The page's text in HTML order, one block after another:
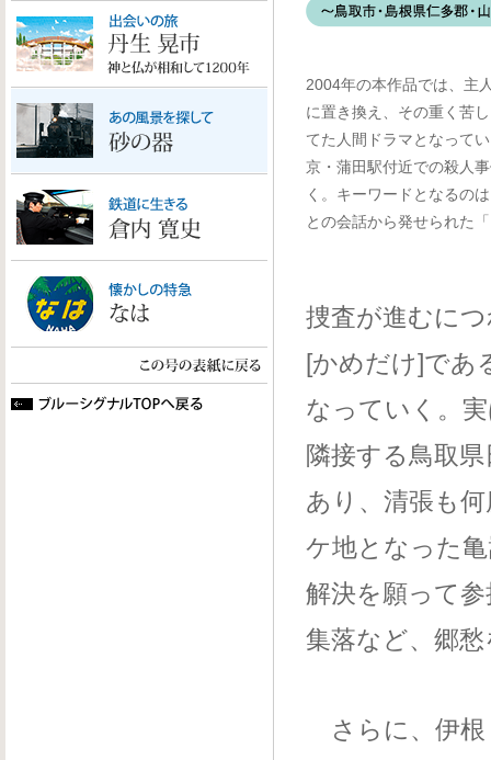
2004年の本作品では、主
に置き換え、その重く苦
てた人間ドラマとなって
京・蒲田駅付近での殺人
く。キーワードとなるの
との会話から発せられた
捜査が進むに
[かめだけ]であ
なっていく。
隣接する鳥取
あり、清張も
ケ地となった
解決を願って
集落など、郷
さらに、伊根